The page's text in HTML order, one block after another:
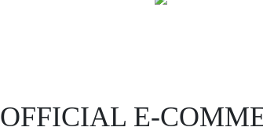
OFFICIAL E-